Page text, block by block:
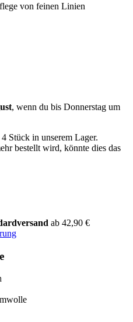
von feinen Linien
, wenn du bis Donnerstag um
Stück in unserem Lager.
bestellt wird, könnte dies das
ab 42,90 €